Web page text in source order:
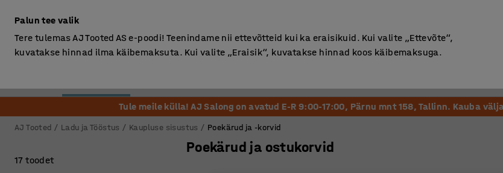
Tule meile külla! AJ Salong on avatud E-R 9:00-17:00, Pärnu mnt 158, Tallinn. Kauba
AJ Tooted Ladu ja Tööstus Kaupluse sisustus Poekärud ja -korvid
Poekärud ja ostukorvid
17 toodet
Palun tee valik
Tere tulemas AJ Tooted AS e-poodi! Teenindame nii ettevõtteid kui ka eraisikuid. Kui valite „Ettevõte“,
kuvatakse hinnad ilma käibemaksuta. Kui valite „Eraisik“, kuvatakse hinnad koos käibemaksuga.